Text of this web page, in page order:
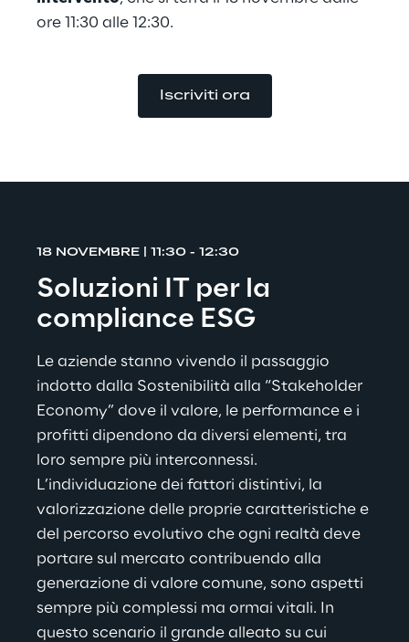
ore 11:30 alle 12:30.
Iscriviti ora
18 NOVEMBRE | 11:30 - 12:30
Soluzioni IT per la
compliance ESG
Le aziende stanno vivendo il passaggio
indotto dalla Sostenibilità alla “Stakeholder
Economy” dove il valore, le performance e i
profitti dipendono da diversi elementi, tra
loro sempre più interconnessi.
L’individuazione dei fattori distintivi, la
valorizzazione delle proprie caratteristiche e
del percorso evolutivo che ogni realtà deve
portare sul mercato contribuendo alla
generazione di valore comune, sono aspetti
sempre più complessi ma ormai vitali. In
questo scenario il grande alleato su cui